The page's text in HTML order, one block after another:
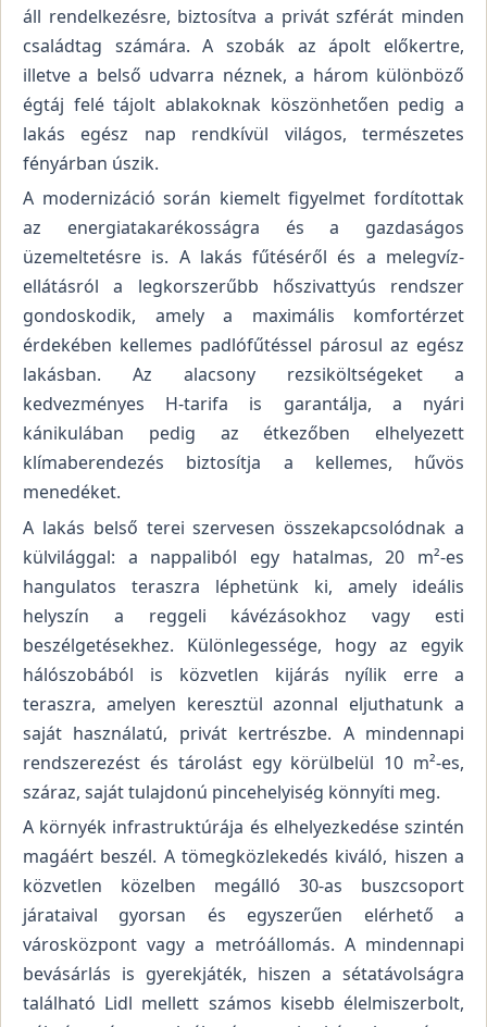
áll rendelkezésre, biztosítva a privát szférát minden
családtag számára. A szobák az ápolt előkertre,
illetve a belső udvarra néznek, a három különböző
égtáj felé tájolt ablakoknak köszönhetően pedig a
lakás egész nap rendkívül világos, természetes
fényárban úszik.
A modernizáció során kiemelt figyelmet fordítottak
az energiatakarékosságra és a gazdaságos
üzemeltetésre is. A lakás fűtéséről és a melegvíz-
ellátásról a legkorszerűbb hőszivattyús rendszer
gondoskodik, amely a maximális komfortérzet
érdekében kellemes padlófűtéssel párosul az egész
lakásban. Az alacsony rezsiköltségeket a
kedvezményes H-tarifa is garantálja, a nyári
kánikulában pedig az étkezőben elhelyezett
klímaberendezés biztosítja a kellemes, hűvös
menedéket.
A lakás belső terei szervesen összekapcsolódnak a
külvilággal: a nappaliból egy hatalmas, 20 m²-es
hangulatos teraszra léphetünk ki, amely ideális
helyszín a reggeli kávézásokhoz vagy esti
beszélgetésekhez. Különlegessége, hogy az egyik
hálószobából is közvetlen kijárás nyílik erre a
teraszra, amelyen keresztül azonnal eljuthatunk a
saját használatú, privát kertrészbe. A mindennapi
rendszerezést és tárolást egy körülbelül 10 m²-es,
száraz, saját tulajdonú pincehelyiség könnyíti meg.
A környék infrastruktúrája és elhelyezkedése szintén
magáért beszél. A tömegközlekedés kiváló, hiszen a
közvetlen közelben megálló 30-as buszcsoport
járataival gyorsan és egyszerűen elérhető a
városközpont vagy a metróállomás. A mindennapi
bevásárlás is gyerekjáték, hiszen a sétatávolságra
található Lidl mellett számos kisebb élelmiszerbolt,